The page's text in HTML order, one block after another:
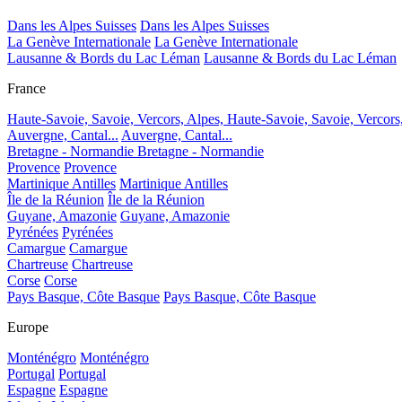
Dans les Alpes Suisses Dans les Alpes Suisses
La Genève Internationale La Genève Internationale
Lausanne & Bords du Lac Léman Lausanne & Bords du Lac Léman
France
Haute-Savoie, Savoie, Vercors, Alpes, Haute-Savoie, Savoie,
Auvergne, Cantal... Auvergne, Cantal...
Bretagne - Normandie Bretagne - Normandie
Provence Provence
Martinique Antilles Martinique Antilles
Île de la Réunion Île de la Réunion
Guyane, Amazonie Guyane, Amazonie
Pyrénées Pyrénées
Camargue Camargue
Chartreuse Chartreuse
Corse Corse
Pays Basque, Côte Basque Pays Basque, Côte Basque
Europe
Monténégro Monténégro
Portugal Portugal
Espagne Espagne